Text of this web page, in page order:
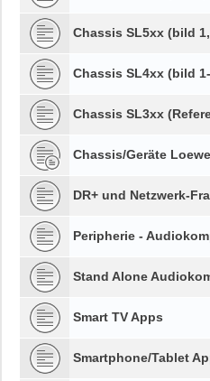
Chassis SL5xx (bild
Chassis SL4xx (bild
Chassis SL3xx
Chassis/Geräte
DR+ und Netzwerk-
Peripherie -
Stand Alone
Smart TV Apps
Smartphone/Tablet